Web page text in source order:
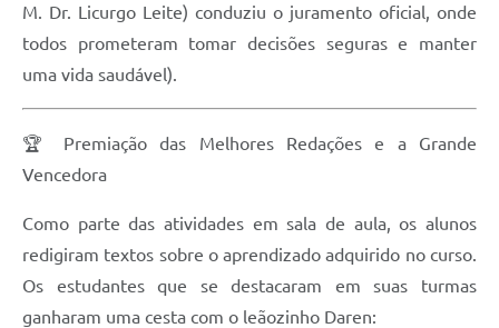
M. Dr. Licurgo Leite) conduziu o juramento oficial, onde
todos prometeram tomar decisões seguras e manter
uma vida saudável).
🏆 Premiação das Melhores Redações e a Grande
Vencedora
Como parte das atividades em sala de aula, os alunos
redigiram textos sobre o aprendizado adquirido no curso.
Os estudantes que se destacaram em suas turmas
ganharam uma cesta com o leãozinho Daren: